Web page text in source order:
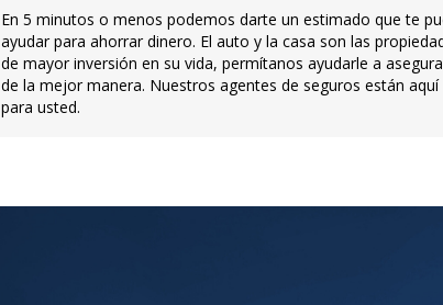
En 5 minutos o menos podemos darte un estimado que te
ayudar para ahorrar dinero. El auto y la casa son las
de mayor inversión en su vida, permítanos ayudarle a
de la mejor manera. Nuestros agentes de seguros están aquí
para usted.